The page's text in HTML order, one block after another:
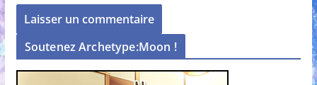
Soutenez Archetype:Moon !